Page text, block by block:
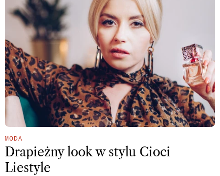
MODA
Drapieżny look w stylu Cioci
Liestyle